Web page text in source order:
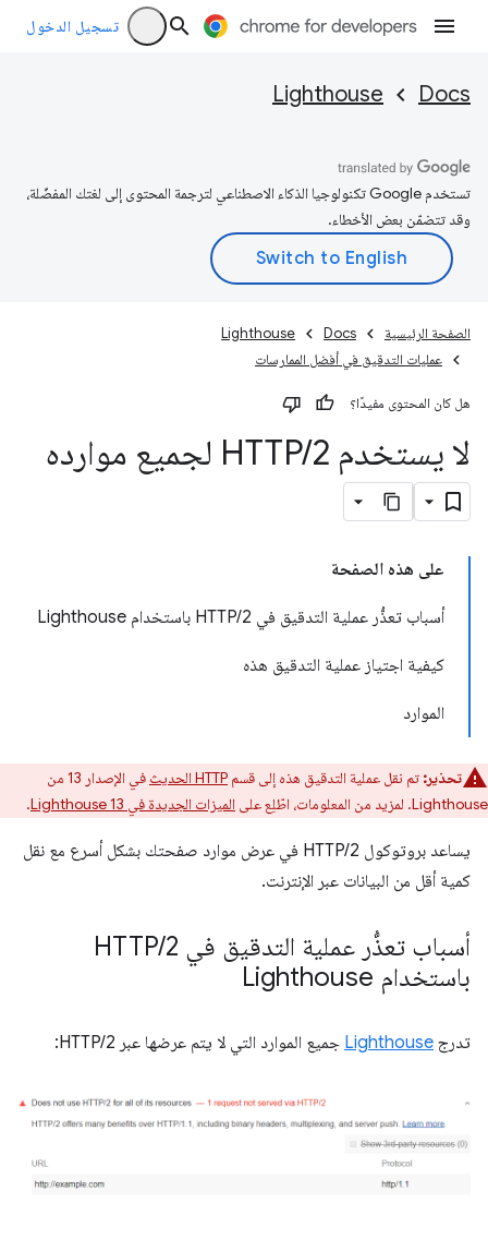
تسجيل الدخول
Docs
Lighthouse
تستخدم Google تكنولوجيا الذكاء الاصطناعي لترجمة المحتوى إلى لغتك المفضّلة،
وقد تتضمّن بعض الأخطاء.
الصفحة الرئيسية Docs
Lighthouse
عمليات التدقيق في أفضل الممارسات
هل كان المحتوى مفيدًا؟
لا يستخدم HTTP /2 لجميع موارده
على هذه الصفحة
أسباب تعذُّر عملية التدقيق في HTTP/2 باستخدام Lighthouse
كيفية اجتياز عملية التدقيق هذه
الموارد
تحذير: تم نقل عملية التدقيق هذه إلى قسم HTTP الحديث
في الإصدار 13 من
Lighthouse. لمزيد من المعلومات، اطّلِع على
الميزات الجديدة في Lighthouse 13 .
يساعد بروتوكول HTTP/2 في عرض موارد صفحتك بشكل أسرع مع نقل
كمية أقل من البيانات عبر الإنترنت.
أسباب تعذُّر عملية التدقيق في HTTP /2
باستخدام Lighthouse
تدرج Lighthouse جميع الموارد التي لا يتم عرضها عبر HTTP/2: